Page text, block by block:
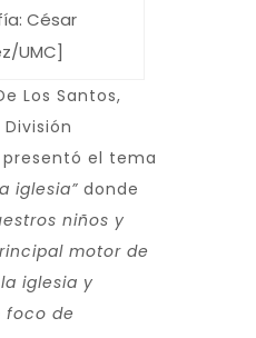
César
UMC]
Los Santos,
el tema
iglesia” donde
niños y
motor de
iglesia y
foco de